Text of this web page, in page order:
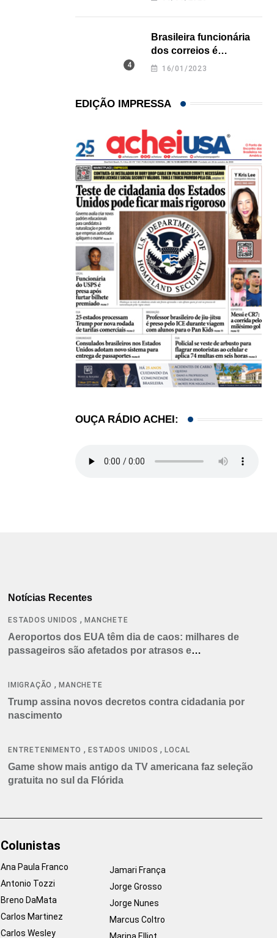
Brasileira funcionária
dos correios é
assassinada a facadas
16/01/2023
EDIÇÃO IMPRESSA
OUÇA RÁDIO ACHEI:
Notícias Recentes
ESTADOS UNIDOS ,MANCHETE
Aeroportos dos EUA têm dia de caos: milhares de
passageiros são afetados por atrasos e
IMIGRAÇÃO ,MANCHETE
Trump assina novos decretos contra cidadania por
nascimento
ENTRETENIMENTO ,ESTADOS UNIDOS ,LOCAL
Game show mais antigo da TV americana faz seleção
gratuita no sul da Flórida
Colunistas
Ana Paula Franco
Antonio Tozzi
Breno DaMata
Carlos Martinez
Carlos Wesley
Jamari França
Jorge Grosso
Jorge Nunes
Marcus Coltro